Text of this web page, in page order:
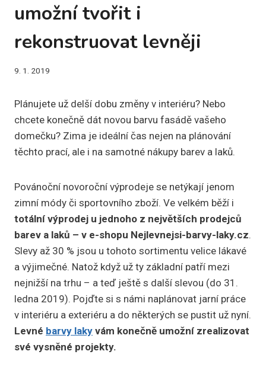
umožní tvořit i
rekonstruovat levněji
9. 1. 2019
Plánujete už delší dobu změny v interiéru? Nebo
chcete konečně dát novou barvu fasádě vašeho
domečku? Zima je ideální čas nejen na plánování
těchto prací, ale i na samotné nákupy barev a laků.
Povánoční novoroční výprodeje se netýkají jenom
zimní módy či sportovního zboží. Ve velkém běží i
totální výprodej u jednoho z největších prodejců
barev a laků – v e-shopu Nejlevnejsi-barvy-laky.cz.
Slevy až 30 % jsou u tohoto sortimentu velice lákavé
a výjimečné. Natož když už ty základní patří mezi
nejnižší na trhu – a teď ještě s další slevou (do 31.
ledna 2019). Pojďte si s námi naplánovat jarní práce
v interiéru a exteriéru a do některých se pustit už nyní.
Levné barvy laky vám konečně umožní zrealizovat
své vysněné projekty.